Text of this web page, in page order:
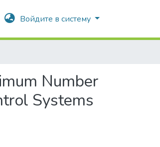
Войдите в систему
Number
Systems